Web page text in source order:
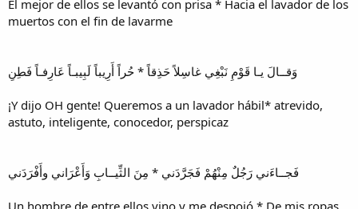
El mejor de ellos se levantó con prisa * Hacia el lavador de los
muertos con el fin de lavarme
وَقــالَ يـا قَوْمِ نَبْغِي غاسِلاً حَذِقاً * حُراً أَرِيباً لَبِيبـاً عَارِفـاً فَطِنِ
¡Y dijo OH gente! Queremos a un lavador hábil* atrevido,
astuto, inteligente, conocedor, perspicaz
فَجــاءَني رَجُلٌ مِنْهُمْ فَجَرَّدَني * مِنَ الثِّيــابِ وَأَعْرَاني وأَفْرَدَني
Un hombre de entre ellos vino y me despojó * De mis ropas,